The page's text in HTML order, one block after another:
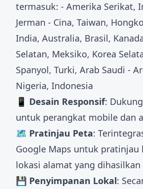
termasuk: - Amerika Serikat,
Jerman - Cina, Taiwan,
India, Australia, Brasil,
Selatan, Meksiko, Korea
Spanyol, Turki, Arab Saudi -
Nigeria, Indonesia
📱 Desain Responsif:
untuk perangkat mobile dan
🗺️ Pratinjau Peta:
Google Maps untuk pratinjau
lokasi alamat yang dihasilkan
💾 Penyimpanan Lokal: